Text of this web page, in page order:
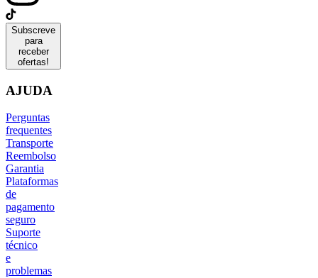
Subscreve
para
receber
ofertas!
AJUDA
Perguntas
frequentes
Transporte
Reembolso
Garantia
Plataformas
de
pagamento
seguro
Suporte
técnico
e
problemas